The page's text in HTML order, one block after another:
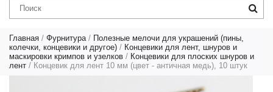
Главная / Фурнитура / Полезные мелочи для украшений (пины,
колечки, концевики и другое) / Концевики для лент, шнуров и
маскировки кримпов и узелков / Концевики для плоских шнуров и
лент / Концевик для лент 10 мм (цвет - античная медь), 10 штук